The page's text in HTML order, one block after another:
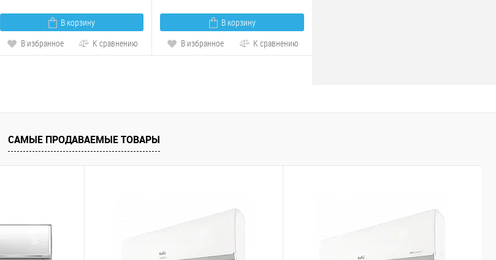
В корзину
В избранное
К сравнению
В корзину
В избранное
К сравнению
САМЫЕ ПРОДАВАЕМЫЕ ТОВАРЫ